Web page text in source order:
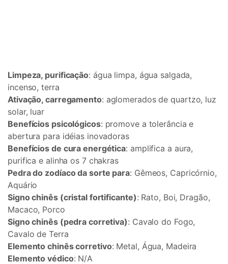
Limpeza, purificação: água limpa, água salgada,
incenso, terra
Ativação, carregamento: aglomerados de quartzo, luz
solar, luar
Benefícios psicológicos: promove a tolerância e
abertura para idéias inovadoras
Benefícios de cura energética: amplifica a aura,
purifica e alinha os 7 chakras
Pedra do zodíaco da sorte para: Gêmeos, Capricórnio,
Aquário
Signo chinês (cristal fortificante): Rato, Boi, Dragão,
Macaco, Porco
Signo chinês (pedra corretiva): Cavalo do Fogo,
Cavalo de Terra
Elemento chinês corretivo: Metal, Água, Madeira
Elemento védico: N/A